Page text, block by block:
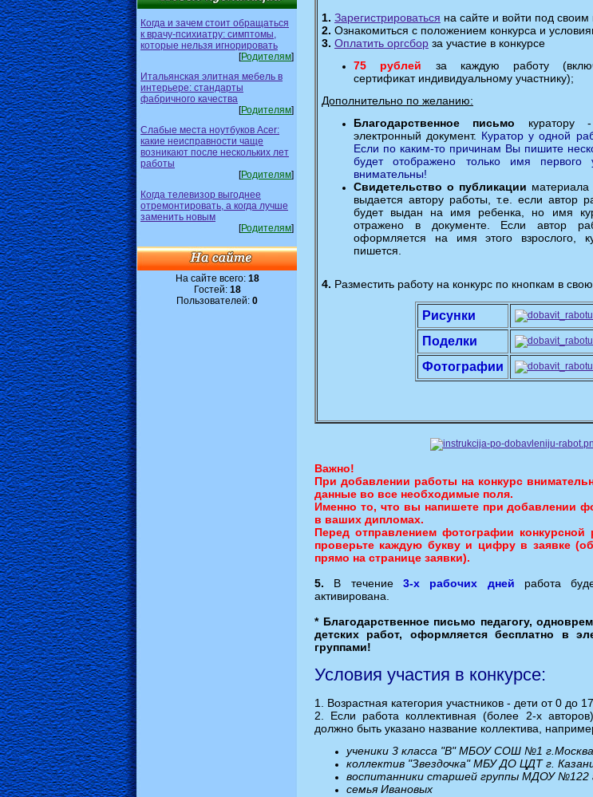
Когда и зачем стоит обращаться
к врачу-психиатру: симптомы,
которые нельзя игнорировать
[Родителям]
Итальянская элитная мебель в
интерьере: стандарты
фабричного качества
[Родителям]
Слабые места ноутбуков Acer:
какие неисправности чаще
возникают после нескольких лет
работы
[Родителям]
Когда телевизор выгоднее
отремонтировать, а когда лучше
заменить новым
[Родителям]
На сайте всего: 18
Гостей: 18
Пользователей: 0
1. Зарегистрироваться на сайте и войти под
2. Ознакомиться с положением конкурса и
3. Оплатить оргсбор за участие в конкурсе
75 рублей за каждую работу
сертификат индивидуальному участнику);
Дополнительно по желанию:
Благодарственное письмо
электронный документ. Куратор у одной
Если по каким-то причинам Вы пишите
будет отображено только имя первого
внимательны!
Свидетельство о публикации материала
выдается автору работы, т.е. если автор
будет выдан на имя ребенка, но имя
отражено в документе. Если автор
оформляется на имя этого взрослого,
пишется.
4. Разместить работу на конкурс по кнопкам в
Рисунки
Поделки
Фотографии
Важно!
При добавлении работы на конкурс
данные во все необходимые поля.
Именно то, что вы напишете при добавлении
в ваших дипломах.
Перед отправлением фотографии конкурсной
проверьте каждую букву и цифру в заявке
прямо на странице заявки).
5. В течение 3-х рабочих дней работа
активирована.
* Благодарственное письмо педагогу,
детских работ, оформляется бесплатно в
группами!
Условия участия в конкурсе:
1. Возрастная категория участников - дети от 0 до
2. Если работа коллективная (более 2-х
должно быть указано название коллектива,
ученики 3 класса "В" МБОУ СОШ №1
коллектив "Звездочка" МБУ ДО ЦДТ г.
воспитанники старшей группы МДОУ №122
семья Ивановых